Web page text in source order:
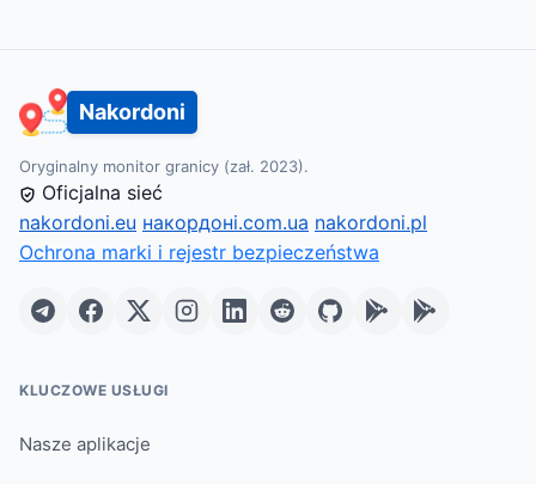
Nakordoni
Oryginalny monitor granicy (zał. 2023).
Oficjalna sieć
nakordoni.eu накордоні.com.ua nakordoni.pl
Ochrona marki i rejestr bezpieczeństwa
KLUCZOWE USŁUGI
Nasze aplikacje